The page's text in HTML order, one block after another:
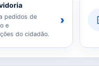
pedidos de
e
do cidadão.
›